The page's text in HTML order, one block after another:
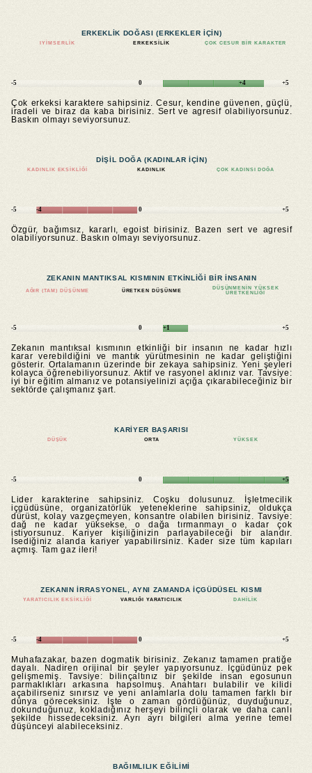
ERKEKLIK DOĞASI (ERKEKLER IÇIN)
IYIMSERLIK ERKEKSILIK ÇOK CESUR BIR KARAKTER
-5 0 +4 +5
Çok erkeksi karaktere sahipsiniz. Cesur, kendine güvenen, güçlü,
iradeli ve biraz da kaba birisiniz. Sert ve agresif olabiliyorsunuz.
Baskın olmayı seviyorsunuz.
DIŞIL DOĞA (KADINLAR IÇIN)
KADINLIK EKSIKLIĞI KADINLIK ÇOK KADINSI DOĞA
-5 -4 0 +5
Özgür, bağımsız, kararlı, egoist birisiniz. Bazen sert ve agresif
olabiliyorsunuz. Baskın olmayı seviyorsunuz.
ZEKANIN MANTIKSAL KISMININ ETKINLIĞI BIR INSANIN
AĞIR (TAM) DÜŞÜNME ÜRETKEN DÜŞÜNME
DÜŞÜNMENIN YÜKSEK
ÜRETKENLIĞI
-5 0 +1 +5
Zekanın mantıksal kısmının etkinliği bir insanın ne kadar hızlı
karar verebildiğini ve mantık yürütmesinin ne kadar geliştiğini
gösterir. Ortalamanın üzerinde bir zekaya sahipsiniz. Yeni şeyleri
kolayca öğrenebiliyorsunuz. Aktif ve rasyonel aklınız var. Tavsiye:
iyi bir eğitim almanız ve potansiyelinizi açığa çıkarabileceğiniz bir
sektörde çalışmanız şart.
KARIYER BAŞARISI
DÜŞÜK ORTA YÜKSEK
-5 0 +5
Lider karakterine sahipsiniz. Coşku dolusunuz. İşletmecilik
içgüdüsüne, organizatörlük yeteneklerine sahipsiniz, oldukça
dürüst, kolay vazgeçmeyen, konsantre olabilen birisiniz. Tavsiye:
dağ ne kadar yüksekse, o dağa tırmanmayı o kadar çok
istiyorsunuz. Kariyer kişiliğinizin parlayabileceği bir alandır.
İsediğiniz alanda kariyer yapabilirsiniz. Kader size tüm kapıları
açmış. Tam gaz ileri!
ZEKANIN IRRASYONEL, AYNI ZAMANDA IÇGÜDÜSEL KISMI
YARATICILIK EKSIKLIĞI VARLIĞI YARATICILIK DAHILIK
-5 -4 0 +5
Muhafazakar, bazen dogmatik birisiniz. Zekanız tamamen pratiğe
dayalı. Nadiren orijinal bir şeyler yapıyorsunuz. İçgüdünüz pek
gelişmemiş. Tavsiye: bilinçaltınız bir şekilde insan egosunun
parmaklıkları arkasına hapsolmuş. Anahtarı bulabilir ve kilidi
açabilirseniz sınırsız ve yeni anlamlarla dolu tamamen farklı bir
dünya göreceksiniz. İşte o zaman gördüğünüz, duyduğunuz,
dokunduğunuz, kokladığınız herşeyi bilinçli olarak ve daha canlı
şekilde hissedeceksiniz. Ayrı ayrı bilgileri alma yerine temel
düşünceyi alabileceksiniz.
BAĞIMLILIK EĞILIMI